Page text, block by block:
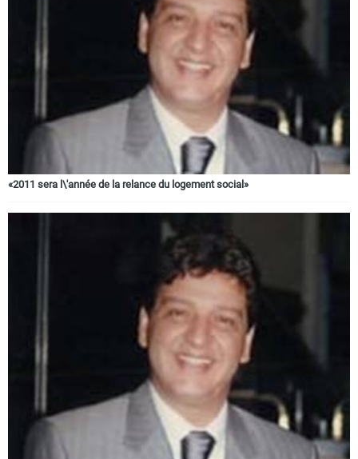
«2011 sera l\'année de la relance du logement social»